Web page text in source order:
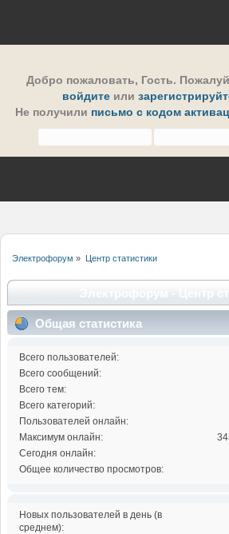
Добро пожаловать, Гость.
войдите или
Не получили письмо с кодом
Электрофорум » Центр статистики
Общая статистика
Всего пользователей:
Всего сообщений:
Всего тем:
Всего категорий:
Пользователей онлайн:
Максимум онлайн:
Сегодня онлайн:
Общее количество просмотров:
Новых пользователей в день (в
среднем):